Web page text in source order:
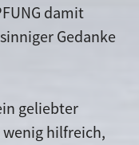
damit
Gedanke
geliebter
wenig hilfreich,